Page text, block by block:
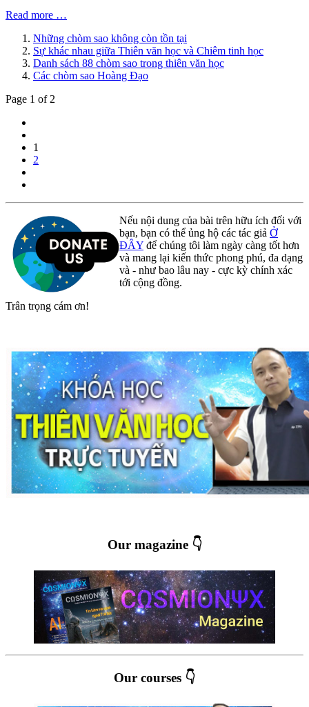
Read more …
Những chòm sao không còn tồn tại
Sự khác nhau giữa Thiên văn học và Chiêm tinh học
Danh sách 88 chòm sao trong thiên văn học
Các chòm sao Hoàng Đạo
Page 1 of 2
1
2
Nếu nội dung của bài trên hữu ích đối với
bạn, bạn có thể ủng hộ các tác giả Ở
ĐÂY để chúng tôi làm ngày càng tốt hơn
và mang lại kiến thức phong phú, đa dạng
và - như bao lâu nay - cực kỳ chính xác
tới cộng đồng.
Trân trọng cám ơn!
Our magazine 👇
Our courses 👇